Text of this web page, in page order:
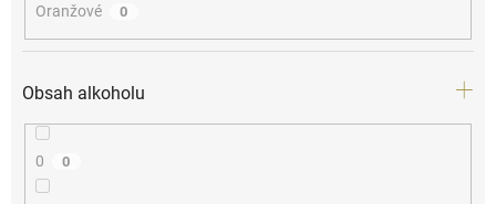
Oranžové 0
Obsah alkoholu
0 0